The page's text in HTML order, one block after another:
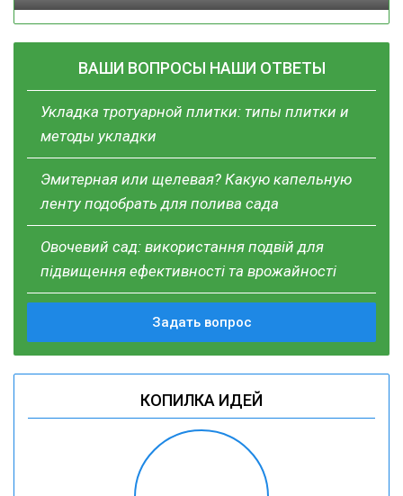
ВАШИ ВОПРОСЫ НАШИ ОТВЕТЫ
Укладка тротуарной плитки: типы плитки и
методы укладки
Эмитерная или щелевая? Какую капельную
ленту подобрать для полива сада
Овочевий сад: використання подвій для
підвищення ефективності та врожайності
Задать вопрос
КОПИЛКА ИДЕЙ